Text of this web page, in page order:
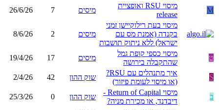
M
מיסוי RSU ואופציית
release
מיסים 7
26/6/26
מיסוי בעת רילוקיישן זמני
בקנדה (אמנת מס עם
ישראל) ללא ניתוק תושבות
מיסים 2
8/6/26
ט
מיסוי כספי קופת גמל
שהתקבלה בירושה
מיסים 17
19/4/26
S
איך מתנהלים עם RSU?
(או מיסוי לעומת פיזור)
שוק ההון 42
2/4/26
ב
מיסוי Return of Capital -
דיבדנד, או מכירת מניה?
שוק ההון 0
25/3/26